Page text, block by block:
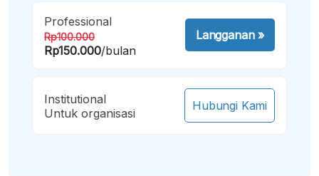
Professional
Rp100.000
Rp150.000/bulan
Langganan»
Institutional
Untuk organisasi
Hubungi Kami